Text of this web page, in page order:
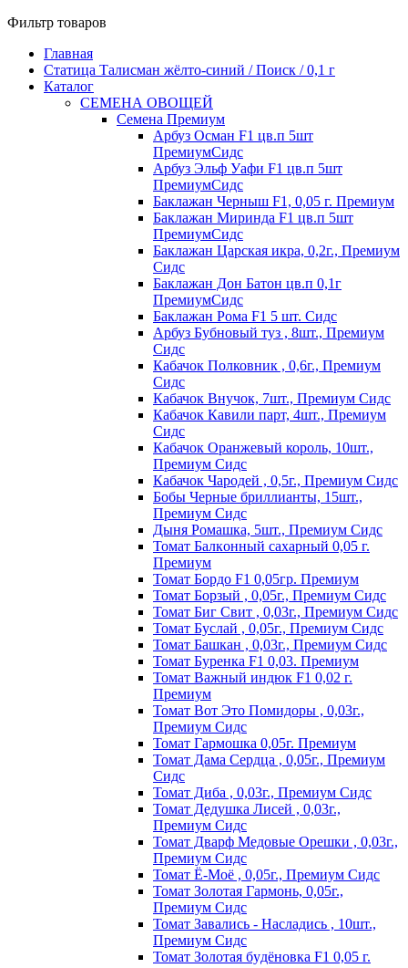
Фильтр товаров
Главная
Статица Талисман жёлто-синий / Поиск / 0,1 г
Каталог
СЕМЕНА ОВОЩЕЙ
Семена Премиум
Арбуз Осман F1 цв.п 5шт
ПремиумСидс
Арбуз Эльф Уафи F1 цв.п 5шт
ПремиумСидс
Баклажан Черныш F1, 0,05 г. Премиум
Баклажан Миринда F1 цв.п 5шт
ПремиумСидс
Баклажан Царская икра, 0,2г., Премиум
Сидс
Баклажан Дон Батон цв.п 0,1г
ПремиумСидс
Баклажан Рома F1 5 шт. Сидс
Арбуз Бубновый туз , 8шт., Премиум
Сидс
Кабачок Полковник , 0,6г., Премиум
Сидс
Кабачок Внучок, 7шт., Премиум Сидс
Кабачок Кавили парт, 4шт., Премиум
Сидс
Кабачок Оранжевый король, 10шт.,
Премиум Сидс
Кабачок Чародей , 0,5г., Премиум Сидс
Бобы Черные бриллианты, 15шт.,
Премиум Сидс
Дыня Ромашка, 5шт., Премиум Сидс
Томат Бaлкoнный caxapный 0,05 г.
Пpeмиyм
Томат Бордо F1 0,05гр. Премиум
Томат Борзый , 0,05г., Премиум Сидс
Томат Биг Свит , 0,03г., Премиум Сидс
Томат Буслай , 0,05г., Премиум Сидс
Томат Башкан , 0,03г., Премиум Сидс
Томат Буренка F1 0,03. Премиум
Томат Baжный индюк F1 0,02 г.
Пpeмиyм
Томат Вот Это Помидоры , 0,03г.,
Премиум Сидс
Томат Гармошка 0,05г. Премиум
Томат Дама Сердца , 0,05г., Премиум
Сидс
Томат Диба , 0,03г., Премиум Сидс
Томат Дедушка Лисей , 0,03г.,
Премиум Сидс
Томат Дварф Медовые Орешки , 0,03г.,
Премиум Сидс
Томат Ё-Моё , 0,05г., Премиум Сидс
Томат Золотая Гармонь, 0,05г.,
Премиум Сидс
Томат Завались - Насладись , 10шт.,
Премиум Сидс
Томат Зoлoтaя бyдёнoвкa F1 0,05 г.